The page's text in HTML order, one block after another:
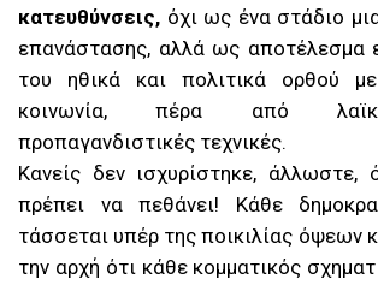
κατευθύνσεις, όχι ως ένα στάδιο
επανάστασης, αλλά ως αποτέλεσμα
του ηθικά και πολιτικά ορθού
κοινωνία, πέρα από
προπαγανδιστικές τεχνικές.
Κανείς δεν ισχυρίστηκε, άλλωστε,
πρέπει να πεθάνει! Κάθε
τάσσεται υπέρ της ποικιλίας όψεων
την αρχή ότι κάθε κομματικός